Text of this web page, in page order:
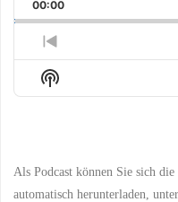
Rate
00:00
Previous
Episode
Show
Podcast
Als Podcast können Sie sich
automatisch herunterladen,